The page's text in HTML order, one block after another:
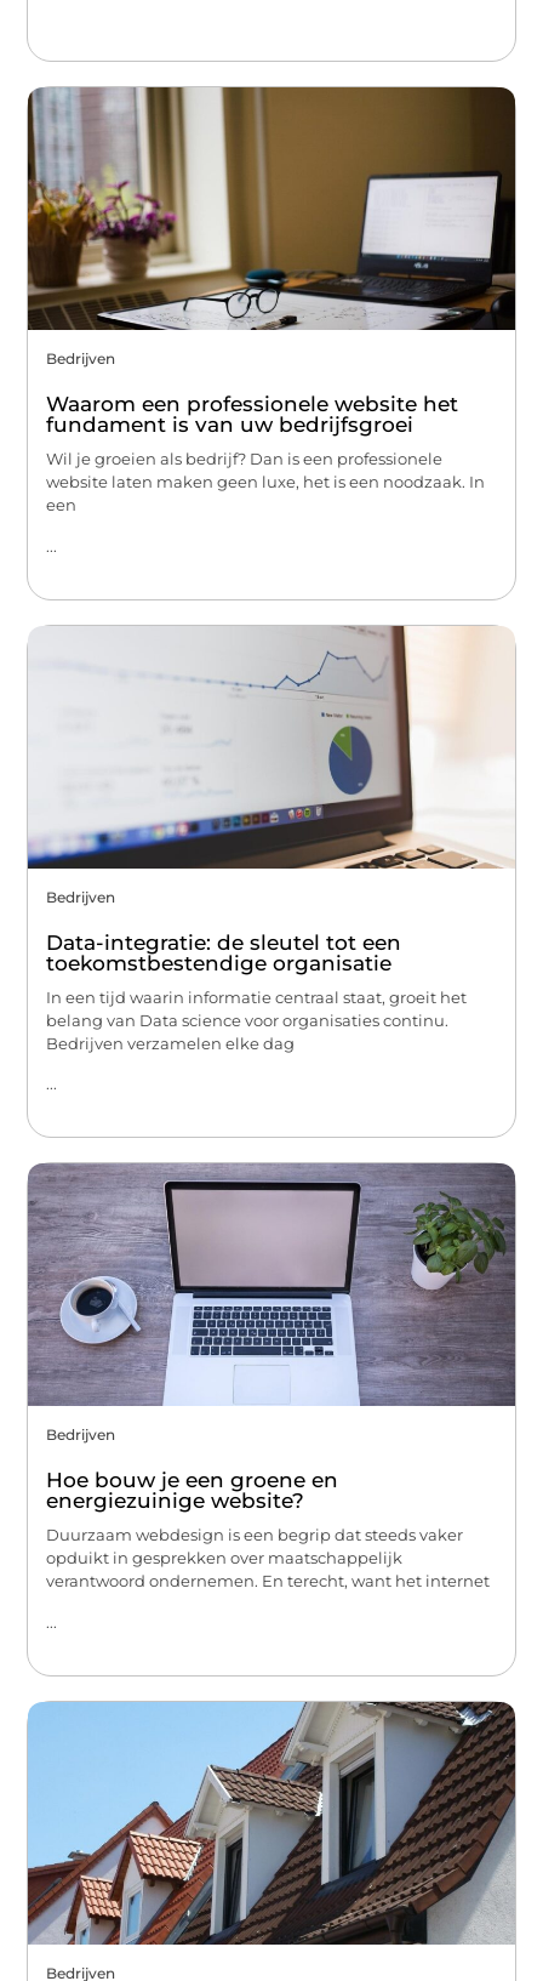
Bedrijven
Waarom een professionele website het
fundament is van uw bedrijfsgroei
Wil je groeien als bedrijf? Dan is een professionele
website laten maken geen luxe, het is een noodzaak. In
een
...
Bedrijven
Data-integratie: de sleutel tot een
toekomstbestendige organisatie
In een tijd waarin informatie centraal staat, groeit het
belang van Data science voor organisaties continu.
Bedrijven verzamelen elke dag
...
Bedrijven
Hoe bouw je een groene en
energiezuinige website?
Duurzaam webdesign is een begrip dat steeds vaker
opduikt in gesprekken over maatschappelijk
verantwoord ondernemen. En terecht, want het internet
...
Bedrijven